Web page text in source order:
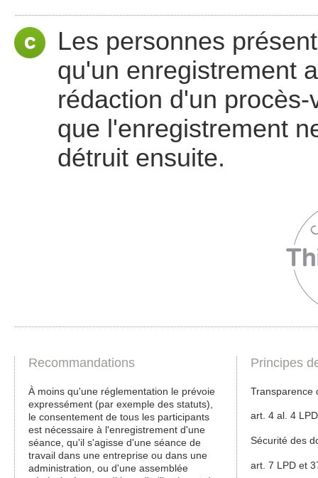
Les personnes
qu'un enregistrement
rédaction d'un
que l'enregistrement
détruit ensuite.
Recommandations
À moins qu'une réglementation le prévoie
expressément (par exemple des statuts),
le consentement de tous les participants
est nécessaire à l'enregistrement d'une
séance, qu'il s'agisse d'une séance de
travail dans une entreprise ou dans une
administration, ou d'une assemblée
Principes
Transparence
art. 4 al. 4
Sécurité des
art. 7 LPD et